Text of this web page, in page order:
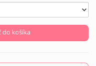
do košíka